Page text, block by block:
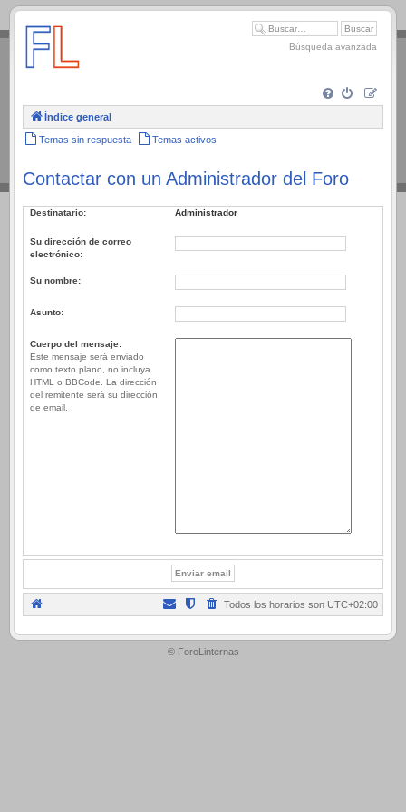
.
Búsqueda avanzada
Índice general
Temas sin respuesta Temas activos
Contactar con un Administrador del Foro
Destinatario: Administrador
Su dirección de correo
electrónico:
Su nombre:
Asunto:
Cuerpo del mensaje:
Este mensaje será enviado
como texto plano, no incluya
HTML o BBCode. La dirección
del remitente será su dirección
de email.
Todos los horarios son UTC+02:00
.
© ForoLinternas